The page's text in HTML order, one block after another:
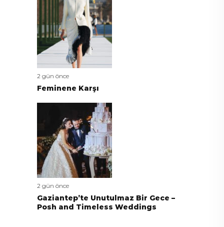
2 gün önce
Feminene Karşı
2 gün önce
Gaziantep’te Unutulmaz Bir Gece –
Posh and Timeless Weddings